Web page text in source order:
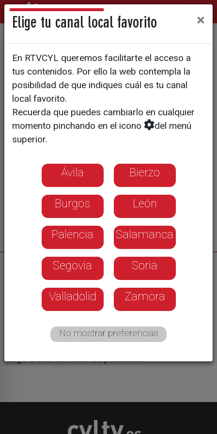
Jimena Blázquez y Jimena
Díaz, protagonistas en las
visitas teatralizadas
01/07/2026
Nos subimos al adarve de la muralla con ellos.
Con, por ejemplo Jimena Blázquez y Jimena Díaz,
que son dos de los personajes que conforman
las visitas teatralizadas que se celebran los
miércoles y jueves de julio y agosto a partir de las
llegó a casi un millar de personas.
Elige tu canal local favorito ×
En RTVCYL queremos facilitarte el acceso a
tus contenidos. Por ello la web contempla la
posibilidad de que indiques cuál es tu canal
local favorito.
Recuerda que puedes cambiarlo en cualquier
momento pinchando en el icono
del menú
superior.
Ávila Bierzo
Burgos León
Palencia Salamanca
Segovia Soria
Valladolid Zamora
No mostrar preferencias